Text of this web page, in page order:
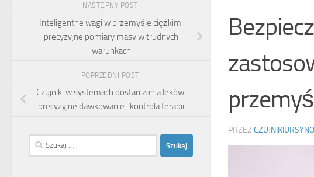
PRZEZ
NASTĘPNY POST
Inteligentne wagi w przemyśle ciężkim:
precyzyjne pomiary masy w trudnych
warunkach
POPRZEDNI POST
Czujniki w systemach dostarczania leków:
precyzyjne dawkowanie i kontrola terapii
Szukaj: